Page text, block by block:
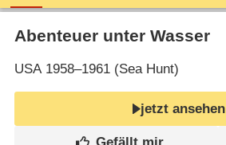
Abenteuer unter Wasser
USA1958–1961 (Sea Hunt)
jetzt ansehen